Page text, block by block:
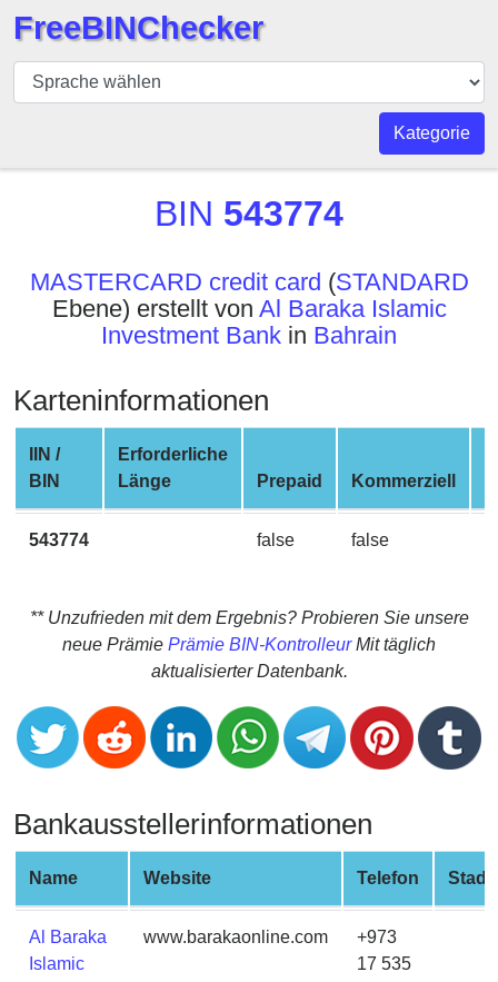
BIN
Prüfer
API
BIN
Generator
BIN
Checker
v2
BIN
CC
Generator
from
Credit
Validator
Credit
Card
Random
Credit
Card
Generator
Generate
Credit
FreeBINChecker
Kategorie
BIN 543774
MASTERCARD credit card (STANDARD
Ebene) erstellt von Al Baraka Islamic
Investment Bank in Bahrain
Karteninformationen
IIN /
BIN
Erforderliche
Länge
Prepaid Kommerziell
543774 false false
** Unzufrieden mit dem Ergebnis? Probieren Sie unsere
neue Prämie Prämie BIN-KontrolleurMit täglich
aktualisierter Datenbank.
Bankausstellerinformationen
Name Website Telefon Stadt
Al Baraka
Islamic
www.barakaonline.com
+973
17 535